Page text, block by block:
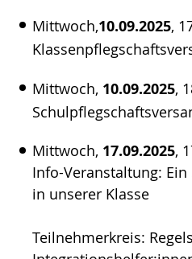
Mittwoch,10.09.2025,
Mittwoch, 10.09.2025,
Mittwoch, 17.09.2025,
Info-Veranstaltung:
in unserer Klasse
Teilnehmerkreis: